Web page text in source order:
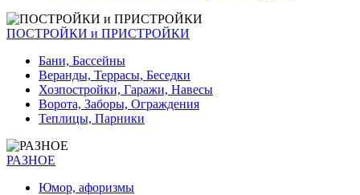
ПОСТРОЙКИ и ПРИСТРОЙКИ
Бани, Бассейны
Веранды, Террасы, Беседки
Хозпостройки, Гаражи, Навесы
Ворота, Заборы, Ограждения
Теплицы, Парники
РАЗНОЕ
Юмор, афоризмы